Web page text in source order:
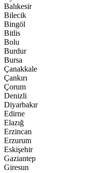
Balıkesir
Bilecik
Bingöl
Bitlis
Bolu
Burdur
Bursa
Çanakkale
Çankırı
Çorum
Denizli
Diyarbakır
Edirne
Elazığ
Erzincan
Erzurum
Eskişehir
Gaziantep
Giresun